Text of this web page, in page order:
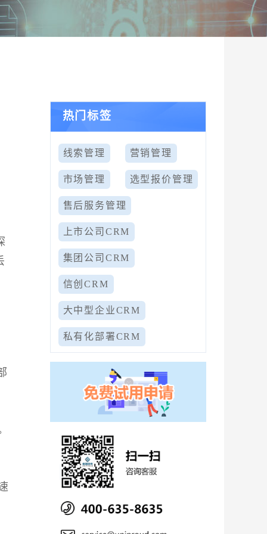
热门标签
线索管理 营销管理
市场管理 选型报价管理
售后服务管理
上市公司CRM
集团公司CRM
信创CRM
大中型企业CRM
私有化部署CRM